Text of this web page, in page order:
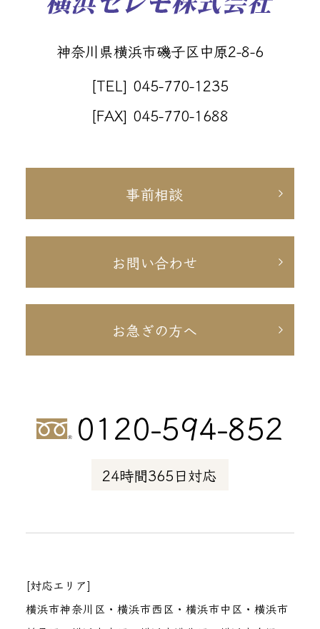
神奈川県横浜市磯子区中原2-8-6
[TEL] 045-770-1235
[FAX] 045-770-1688
事前相談
お問い合わせ
お急ぎの方へ
0120-594-852
24時間365日対応
[対応エリア]
横浜市神奈川区・横浜市西区・横浜市中区・横浜市